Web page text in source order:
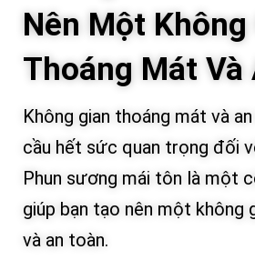
Nên Một Không
Thoáng Mát Và
Không gian thoáng mát và
cầu hết sức quan trọng đối
Phun sương mái tôn là một
giúp bạn tạo nên một không
và an toàn.